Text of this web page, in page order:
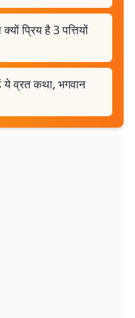
प्रिय है 3 पत्तियों
व्रत कथा, भगवान